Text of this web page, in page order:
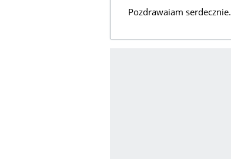
Pozdrawaiam serdecznie.